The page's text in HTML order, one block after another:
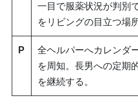
一目で服薬状況が判別
をリビングの目立つ場
P
全ヘルパーへカレンダ
を周知。長男への定期
を継続する。